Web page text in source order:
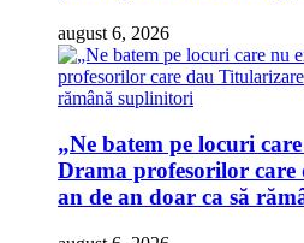
august 6, 2026
„Ne batem pe locuri
Drama profesorilor
an de an doar ca să